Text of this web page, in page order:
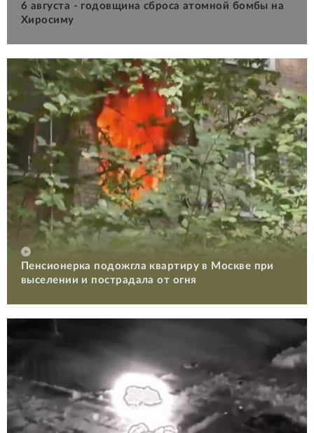
6 августа - годовщина сброса атомной бомбы на
Хиросиму
Пенсионерка подожгла квартиру в Москве при
выселении и пострадала от огня